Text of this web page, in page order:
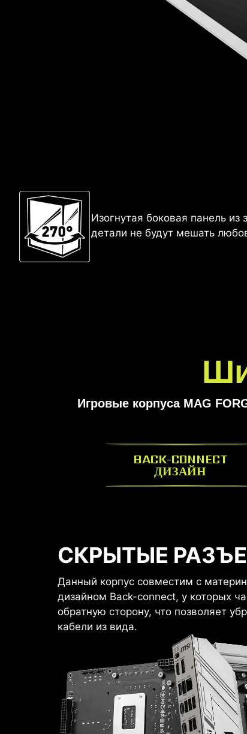
Изогнутая боковая панель
детали не будут мешать
Игровые корпуса MAG
BACK-CONNECT
ДИЗАЙН
СКРЫТЫЕ
Данный корпус совместим с
дизайном Back-connect, у которых
обратную сторону, что позволяет
кабели из вида.
Размещение вентиляторов
Задавайте нужную вам конфигурацию
1 x 2.5”
1 x 2.5”/3.5“ combo
2
или